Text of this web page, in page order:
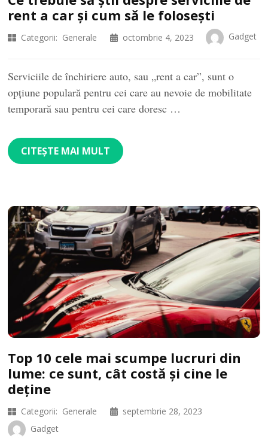
rent a car și cum să le folosești
Categorii: Generale octombrie 4, 2023 Gadget
Serviciile de închiriere auto, sau „rent a car”, sunt o
opțiune populară pentru cei care au nevoie de mobilitate
temporară sau pentru cei care doresc …
CITEȘTE MAI MULT
Top 10 cele mai scumpe lucruri din
lume: ce sunt, cât costă și cine le
deține
Categorii: Generale
septembrie 28, 2023
Gadget